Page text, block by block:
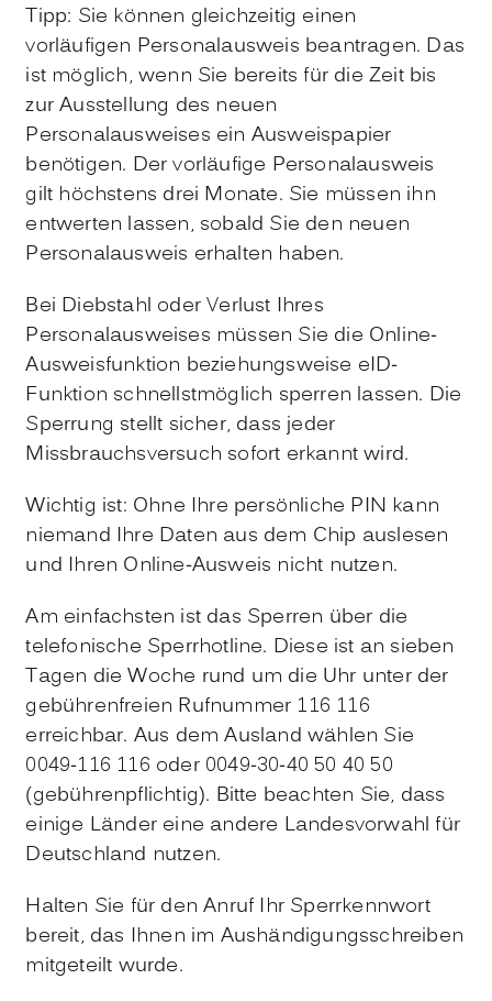
Tipp: Sie können gleichzeitig einen
vorläufigen Personalausweis beantragen. Das
ist möglich, wenn Sie bereits für die Zeit bis
zur Ausstellung des neuen
Personalausweises ein Ausweispapier
benötigen. Der vorläufige Personalausweis
gilt höchstens drei Monate. Sie müssen ihn
entwerten lassen, sobald Sie den neuen
Personalausweis erhalten haben.
Bei Diebstahl oder Verlust Ihres
Personalausweises müssen Sie die Online-
Ausweisfunktion beziehungsweise eID-
Funktion schnellstmöglich sperren lassen. Die
Sperrung stellt sicher, dass jeder
Missbrauchsversuch sofort erkannt wird.
Wichtig ist: Ohne Ihre persönliche PIN kann
niemand Ihre Daten aus dem Chip auslesen
und Ihren Online-Ausweis nicht nutzen.
Am einfachsten ist das Sperren über die
telefonische Sperrhotline. Diese ist an sieben
Tagen die Woche rund um die Uhr unter der
gebührenfreien Rufnummer 116 116
erreichbar. Aus dem Ausland wählen Sie
0049-116 116 oder 0049-30-40 50 40 50
(gebührenpflichtig). Bitte beachten Sie, dass
einige Länder eine andere Landesvorwahl für
Deutschland nutzen.
Halten Sie für den Anruf Ihr Sperrkennwort
bereit, das Ihnen im Aushändigungsschreiben
mitgeteilt wurde.